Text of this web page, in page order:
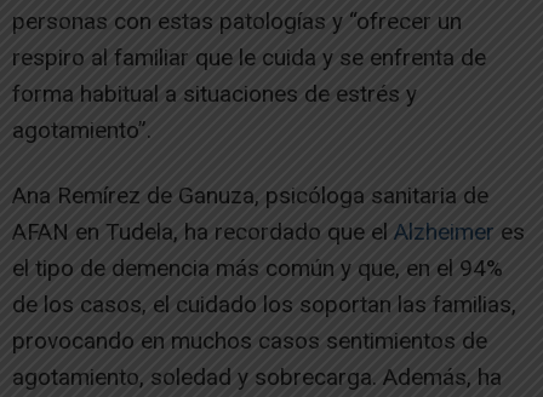
personas con estas patologías y “ofrecer un
respiro al familiar que le cuida y se enfrenta de
forma habitual a situaciones de estrés y
agotamiento”.
Ana Remírez de Ganuza, psicóloga sanitaria de
AFAN en Tudela, ha recordado que el Alzheimer es
el tipo de demencia más común y que, en el 94%
de los casos, el cuidado los soportan las familias,
provocando en muchos casos sentimientos de
agotamiento, soledad y sobrecarga. Además, ha